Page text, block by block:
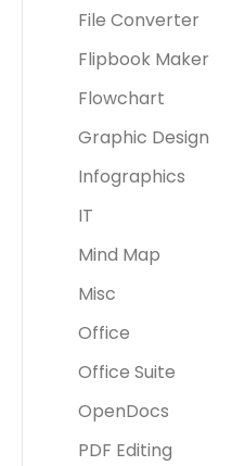
File Converter
Flipbook Maker
Flowchart
Graphic Design
Infographics
IT
Mind Map
Misc
Office
Office Suite
OpenDocs
PDF Editing